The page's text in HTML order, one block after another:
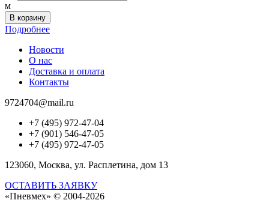
м
В корзину
Подробнее
Новости
О нас
Доставка и оплата
Контакты
9724704@mail.ru
+7 (495) 972-47-04
+7 (901) 546-47-05
+7 (495) 972-47-05
123060, Москва, ул. Расплетина, дом 13
ОСТАВИТЬ ЗАЯВКУ
«Пневмех» © 2004-2026